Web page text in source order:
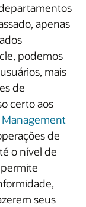
apenas
podemos
mais
de
certo aos
Management
de
o nível de
seus